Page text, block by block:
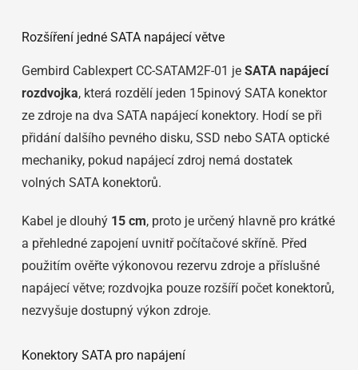
Rozšíření jedné SATA napájecí větve
Gembird Cablexpert CC-SATAM2F-01 jeSATA napájecí
rozdvojka, která rozdělí jeden 15pinový SATA konektor
ze zdroje na dva SATA napájecí konektory. Hodí se při
přidání dalšího pevného disku, SSD nebo SATA optické
mechaniky, pokud napájecí zdroj nemá dostatek
volných SATA konektorů.
Kabel je dlouhý 15 cm, proto je určený hlavně pro krátké
a přehledné zapojení uvnitř počítačové skříně. Před
použitím ověřte výkonovou rezervu zdroje a příslušné
napájecí větve; rozdvojka pouze rozšíří počet konektorů,
nezvyšuje dostupný výkon zdroje.
Konektory SATA pro napájení